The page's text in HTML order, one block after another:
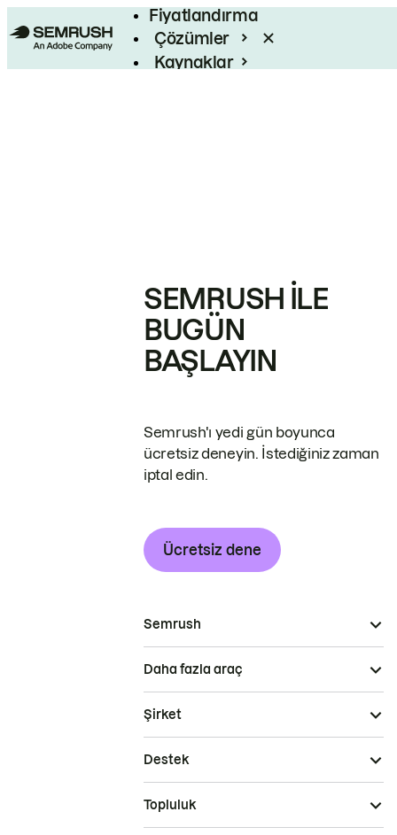
Fiyatlandırma
Çözümler
Kaynaklar
SEMRUSH ILE
BUGÜN
BAŞLAYIN
Semrush'ı yedi gün boyunca
ücretsiz deneyin. İstediğiniz zaman
iptal edin.
Ücretsiz dene
Semrush
Daha fazla araç
Şirket
Destek
Topluluk